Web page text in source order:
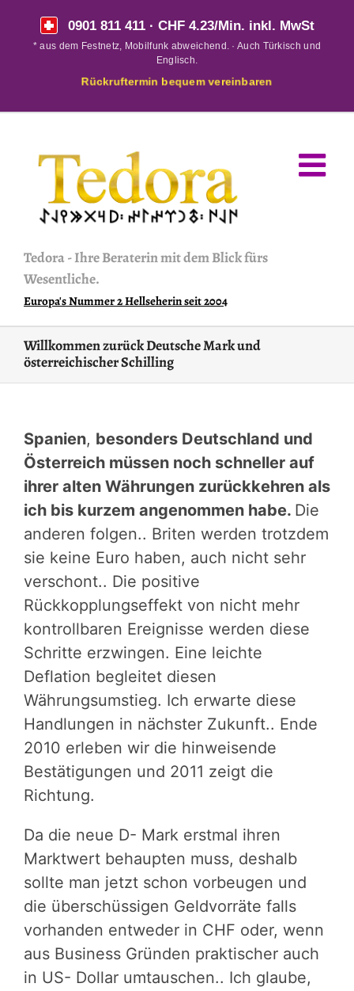
0901 811 411· CHF 4.23/Min. inkl. MwSt
* aus dem Festnetz, Mobilfunk abweichend. · Auch Türkisch und
Englisch.
Rückruftermin bequem vereinbaren
Tedora-Ihre Beraterin mit dem Blick fürs
Wesentliche.
Europa's Nummer 2 Hellseherin seit 2004
Willkommen zurück Deutsche Mark und
österreichischer Schilling
Spanien, besonders Deutschland und
Österreich müssen noch schneller auf
ihrer alten Währungen zurückkehren als
ich bis kurzem angenommen habe. Die
anderen folgen.. Briten werden trotzdem
sie keine Euro haben, auch nicht sehr
verschont.. Die positive
Rückkopplungseffekt von nicht mehr
kontrollbaren Ereignisse werden diese
Schritte erzwingen. Eine leichte
Deflation begleitet diesen
Währungsumstieg. Ich erwarte diese
Handlungen in nächster Zukunft.. Ende
2010 erleben wir die hinweisende
Bestätigungen und 2011 zeigt die
Richtung.
Da die neue D- Mark erstmal ihren
Marktwert behaupten muss, deshalb
sollte man jetzt schon vorbeugen und
die überschüssigen Geldvorräte falls
vorhanden entweder in CHF oder, wenn
aus Business Gründen praktischer auch
in US- Dollar umtauschen.. Ich glaube,